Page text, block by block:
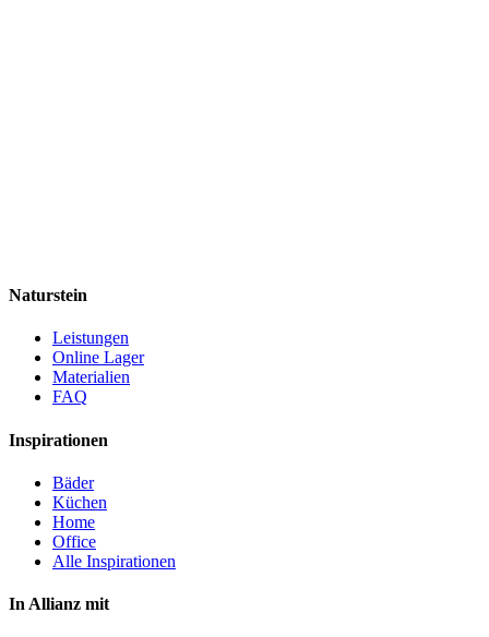
Naturstein
Leistungen
Online Lager
Materialien
FAQ
Inspirationen
Bäder
Küchen
Home
Office
Alle Inspirationen
In Allianz mit